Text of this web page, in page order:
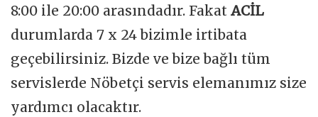
8:00 ile 20:00 arasındadır. Fakat ACİL
durumlarda 7 x 24 bizimle irtibata
geçebilirsiniz. Bizde ve bize bağlı tüm
servislerde Nöbetçi servis elemanımız size
yardımcı olacaktır.